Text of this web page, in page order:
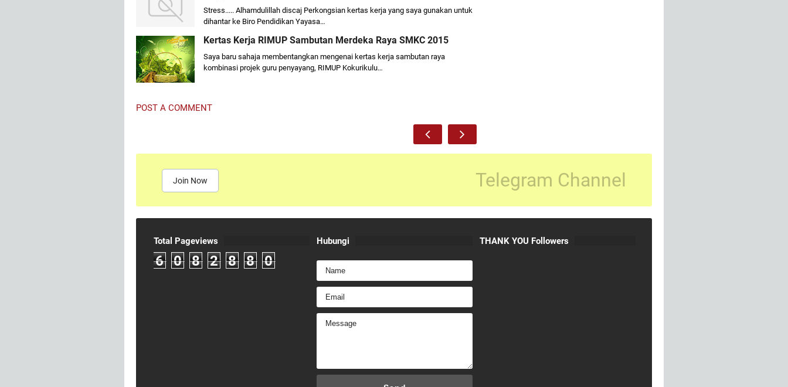
Stress..... Alhamdulillah discaj Perkongsian kertas kerja yang saya gunakan untuk
dihantar ke Biro Pendidikan Yayasa…
Kertas Kerja RIMUP Sambutan Merdeka Raya SMKC 2015
Saya baru sahaja membentangkan mengenai kertas kerja sambutan raya
kombinasi projek guru penyayang, RIMUP Kokurikulu…
POST A COMMENT
Join Now Telegram Channel
Total Pageviews
6 0 8 2 8 8 0
Hubungi THANK YOU Followers